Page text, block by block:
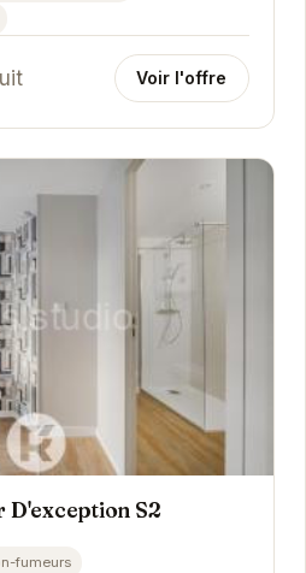
Voir l'offre
D'exception S2
fumeurs